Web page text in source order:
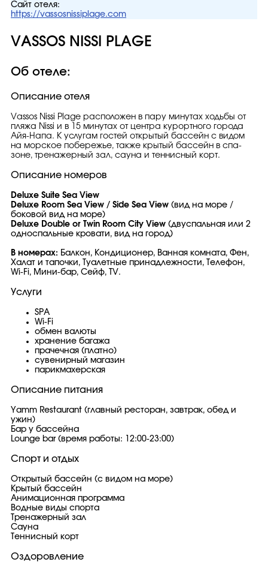
Сайт отеля:
https://vassosnissiplage.com
VASSOS NISSI PLAGE
Об отеле:
Описание отеля
Vassos Nissi Plage расположен в пару минутах ходьбы от
пляжа Nissi и в 15 минутах от центра курортного города
Айя-Напа. К услугам гостей открытый бассейн с видом
на морское побережье, также крытый бассейн в спа-
зоне, тренажерный зал, сауна и теннисный корт.
Описание номеров
Deluxe Suite Sea View
Deluxe Room Sea View / Side Sea View (вид на море /
боковой вид на море)
Deluxe Double or Twin Room City View (двуспальная или 2
односпальные кровати, вид на город)
В номерах: Балкон, Кондиционер, Ванная комната, Фен,
Халат и тапочки, Туалетные принадлежности, Телефон,
Wi-Fi, Мини-бар, Сейф, TV.
Услуги
SPA
Wi-Fi
обмен валюты
хранение багажа
прачечная (платно)
сувенирный магазин
парикмахерская
Описание питания
Yamm Restaurant (главный ресторан, завтрак, обед и
ужин)
Бар у бассейна
Lounge bar (время работы: 12:00-23:00)
Спорт и отдых
Открытый бассейн (с видом на море)
Крытый бассейн
Анимационная программа
Водные виды спорта
Тренажерный зал
Сауна
Теннисный корт
Оздоровление